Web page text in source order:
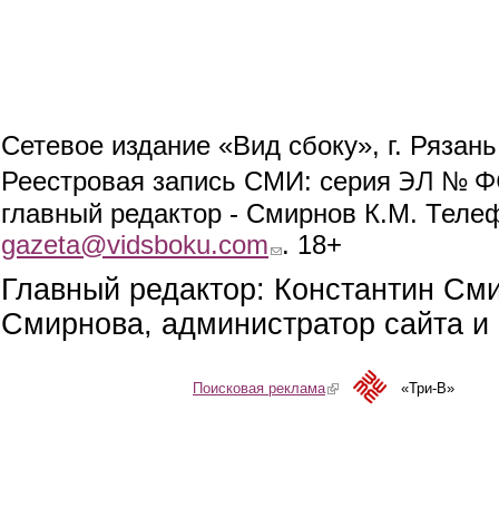
Сетевое издание «Вид сбоку», г.
Реестровая запись СМИ: серия ЭЛ №
главный редактор - Смирнов К.М.
gazeta@vidsboku.com (link sends e-mail)
. 18+
Главный редактор: Константин
Смирнова, администратор сайта
Поисковая реклама(link is external)«Три-В»